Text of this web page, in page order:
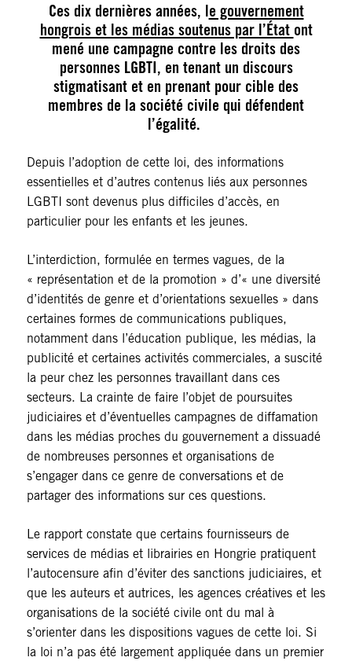
Ces dix dernières années, le gouvernement
hongrois et les médias soutenus par l’État ont
mené une campagne contre les droits des
personnes LGBTI, en tenant un discours
stigmatisant et en prenant pour cible des
membres de la société civile qui défendent
l’égalité.
Depuis l’adoption de cette loi, des informations
essentielles et d’autres contenus liés aux personnes
LGBTI sont devenus plus difficiles d’accès, en
particulier pour les enfants et les jeunes.
L’interdiction, formulée en termes vagues, de la
« représentation et de la promotion » d’« une diversité
d’identités de genre et d’orientations sexuelles » dans
certaines formes de communications publiques,
notamment dans l’éducation publique, les médias, la
publicité et certaines activités commerciales, a suscité
la peur chez les personnes travaillant dans ces
secteurs. La crainte de faire l’objet de poursuites
judiciaires et d’éventuelles campagnes de diffamation
dans les médias proches du gouvernement a dissuadé
de nombreuses personnes et organisations de
s’engager dans ce genre de conversations et de
partager des informations sur ces questions.
Le rapport constate que certains fournisseurs de
services de médias et librairies en Hongrie pratiquent
l’autocensure afin d’éviter des sanctions judiciaires, et
que les auteurs et autrices, les agences créatives et les
organisations de la société civile ont du mal à
s’orienter dans les dispositions vagues de cette loi. Si
la loi n’a pas été largement appliquée dans un premier